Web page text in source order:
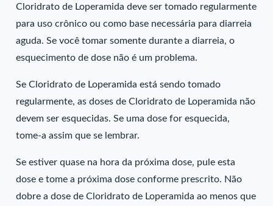
Cloridrato de Loperamida deve ser tomado regularmente
para uso crônico ou como base necessária para diarreia
aguda. Se você tomar somente durante a diarreia, o
esquecimento de dose não é um problema.
Se Cloridrato de Loperamida está sendo tomado
regularmente, as doses de Cloridrato de Loperamida não
devem ser esquecidas. Se uma dose for esquecida,
tome-a assim que se lembrar.
Se estiver quase na hora da próxima dose, pule esta
dose e tome a próxima dose conforme prescrito. Não
dobre a dose de Cloridrato de Loperamida ao menos que